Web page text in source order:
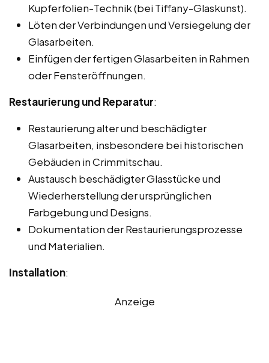
Kupferfolien-Technik (bei Tiffany-Glaskunst).
Löten der Verbindungen und Versiegelung der
Glasarbeiten.
Einfügen der fertigen Glasarbeiten in Rahmen
oder Fensteröffnungen.
Restaurierung und Reparatur:
Restaurierung alter und beschädigter
Glasarbeiten, insbesondere bei historischen
Gebäuden in Crimmitschau.
Austausch beschädigter Glasstücke und
Wiederherstellung der ursprünglichen
Farbgebung und Designs.
Dokumentation der Restaurierungsprozesse
und Materialien.
Installation:
Anzeige